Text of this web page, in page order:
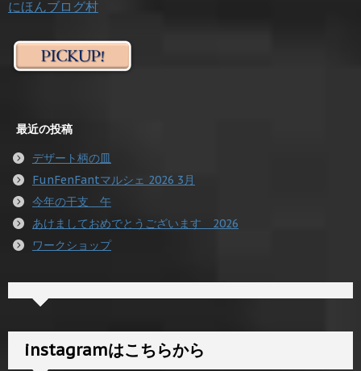
にほんブログ村
最近の投稿
デザート柄の皿
FunFenFantマルシェ 2026 3月
今年の干支 午
あけましておめでとうございます 2026
ワークショップ
instagramはこちらから